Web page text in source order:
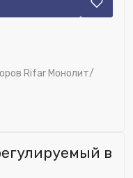
Rifar Монолит/
в